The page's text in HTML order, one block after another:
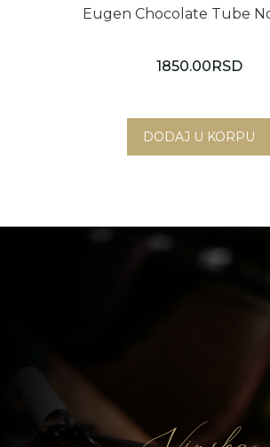
Novi Sad
Beograd
Eugen Chocolate Tube
1850.00 RSD